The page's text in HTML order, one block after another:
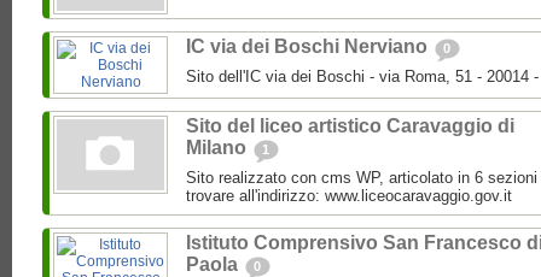
IC via dei Boschi Nerviano 0
Sito dell'IC via dei Boschi - via Roma, 51 - 20014
Sito del liceo artistico Caravaggio di
Milano
1
Sito realizzato con cms WP, articolato in 6
trovare all'indirizzo: www.liceocaravaggio.gov.it
Istituto Comprensivo San Francesco
Paola
0